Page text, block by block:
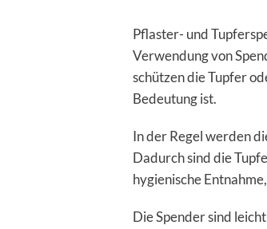
Pflaster- und
Verwendung von
schützen die Tupfer
Bedeutung ist.
In der Regel werden
Dadurch sind die
hygienische
Die Spender sind